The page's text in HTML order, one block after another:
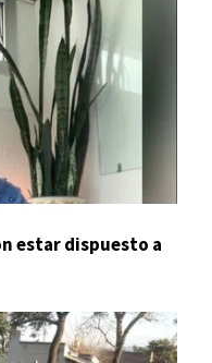
estar dispuesto a